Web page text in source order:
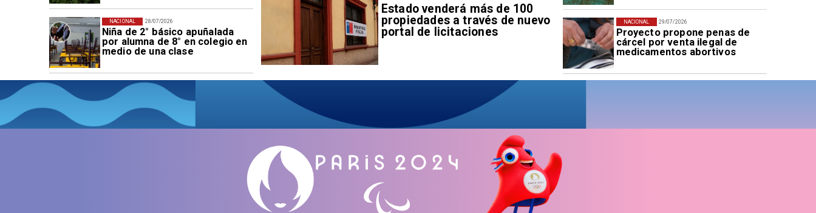
29/07/2026
Proyecto propone penas de
cárcel por venta ilegal de
medicamentos abortivos
NACIONAL
28/07/2026
Niña de 2° básico apuñalada
por alumna de 8° en colegio en
medio de una clase
NACIONAL
Estado venderá más de 100
propiedades a través de nuevo
portal de licitaciones